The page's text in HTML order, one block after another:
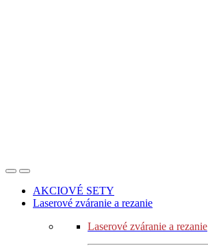
AKCIOVÉ SETY
Laserové zváranie a rezanie
Laserové zváranie a rezanie